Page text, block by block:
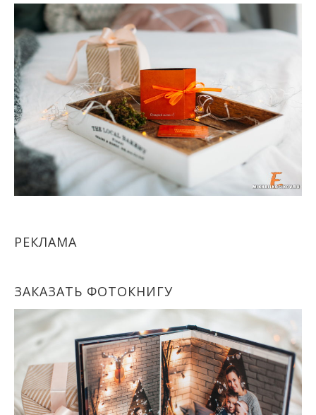
РЕКЛАМА
ЗАКАЗАТЬ ФОТОКНИГУ